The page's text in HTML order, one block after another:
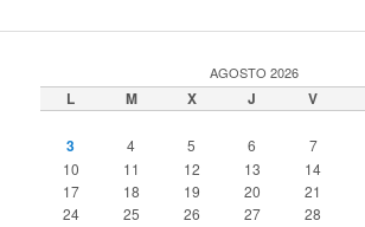
AGOSTO 2026
L M X J V
3 4 5 6 7
10
11 12 13 14
17
18 19 20 21
24
25 26 27 28